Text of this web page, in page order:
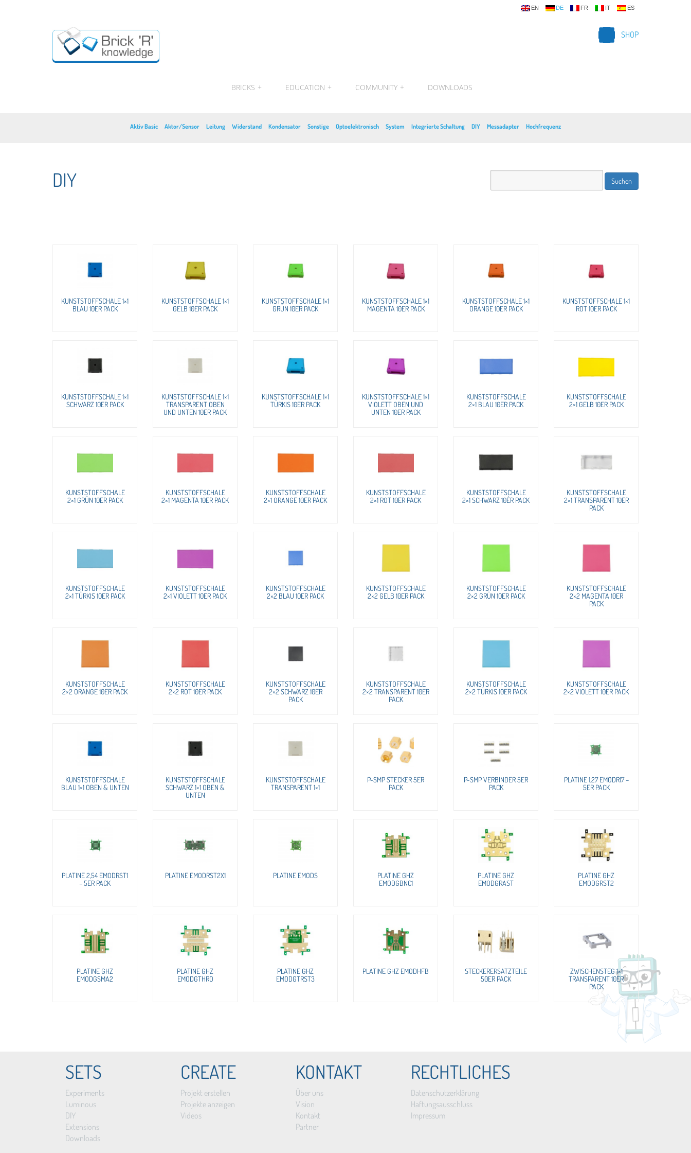
EN DE FR IT ES
SHOP
BRICKS + EDUCATION + COMMUNITY + DOWNLOADS
Aktiv Basic Aktor/Sensor Leitung Widerstand Kondensator Sonstige Optoelektronisch System Integrierte Schaltung DIY Messadapter Hochfrequenz
DIY
KUNSTSTOFFSCHALE 1×1
BLAU 10ER PACK
KUNSTSTOFFSCHALE 1×1
GELB 10ER PACK
KUNSTSTOFFSCHALE 1×1
GRÜN 10ER PACK
KUNSTSTOFFSCHALE 1×1
MAGENTA 10ER PACK
KUNSTSTOFFSCHALE 1×1
ORANGE 10ER PACK
KUNSTSTOFFSCHALE 1×1
ROT 10ER PACK
KUNSTSTOFFSCHALE 1×1
SCHWARZ 10ER PACK
KUNSTSTOFFSCHALE 1×1
TRANSPARENT OBEN
UND UNTEN 10ER PACK
KUNSTSTOFFSCHALE 1×1
TÜRKIS 10ER PACK
KUNSTSTOFFSCHALE 1×1
VIOLETT OBEN UND
UNTEN 10ER PACK
KUNSTSTOFFSCHALE
2×1 BLAU 10ER PACK
KUNSTSTOFFSCHALE
2×1 GELB 10ER PACK
KUNSTSTOFFSCHALE
2×1 GRÜN 10ER PACK
KUNSTSTOFFSCHALE
2×1 MAGENTA 10ER PACK
KUNSTSTOFFSCHALE
2×1 ORANGE 10ER PACK
KUNSTSTOFFSCHALE
2×1 ROT 10ER PACK
KUNSTSTOFFSCHALE
2×1 SCHWARZ 10ÉR PACK
KUNSTSTOFFSCHALE
2×1 TRANSPARENT 10ER
PACK
KUNSTSTOFFSCHALE
2×1 TÜRKIS 10ER PACK
KUNSTSTOFFSCHALE
2×1 VIOLETT 10ER PACK
KUNSTSTOFFSCHALE
2×2 BLAU 10ER PACK
KUNSTSTOFFSCHALE
2×2 GELB 10ER PACK
KUNSTSTOFFSCHALE
2×2 GRÜN 10ER PACK
KUNSTSTOFFSCHALE
2×2 MAGENTA 10ER
PACK
KUNSTSTOFFSCHALE
2×2 ORANGE 10ER PACK
KUNSTSTOFFSCHALE
2×2 ROT 10ER PACK
KUNSTSTOFFSCHALE
2×2 SCHWARZ 10ER
PACK
KUNSTSTOFFSCHALE
2×2 TRANSPARENT 10ER
PACK
KUNSTSTOFFSCHALE
2×2 TÜRKIS 10ER PACK
KUNSTSTOFFSCHALE
2×2 VIOLETT 10ER PACK
KUNSTSTOFFSCHALE
BLAU 1×1 OBEN & UNTEN
KUNSTSTOFFSCHALE
SCHWARZ 1×1 OBEN &
UNTEN
KUNSTSTOFFSCHALE
TRANSPARENT 1×1
P-SMP STECKER 5ER
PACK
P-SMP VERBINDER 5ER
PACK
PLATINE 1,27 EMODR17 –
5ER PACK
PLATINE 2,54 EMODRST1
– 5ER PACK
PLATINE EMODRST2X1 PLATINE EMODS
PLATINE GHZ
EMODGBNC1
PLATINE GHZ
EMODGRAST
PLATINE GHZ
EMODGRST2
PLATINE GHZ
EMODGSMA2
PLATINE GHZ
EMODGTHRO
PLATINE GHZ
EMODGTRST3
PLATINE GHZ EMODHFB
STECKERERSATZTEILE
50ER PACK
ZWISCHENSTEG 1×1
TRANSPARENT 10ER
PACK
SETS
Experiments
Luminous
DIY
Extensions
Downloads
CREATE
Projekt erstellen
Projekte anzeigen
Videos
KONTAKT
Über uns
Vision
Kontakt
Partner
RECHTLICHES
Datenschutzerklärung
Haftungsausschluss
Impressum